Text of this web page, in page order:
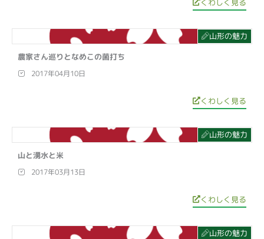
山形の魅力
農家さん巡りとなめこの菌打ち
2017年04月10日
くわしく見る
山形の魅力
山と湧水と米
2017年03月13日
くわしく見る
山形の魅力